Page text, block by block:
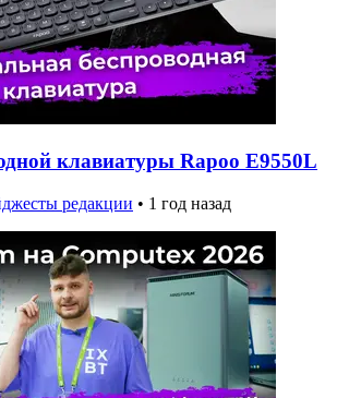
клавиатуры Rapoo E9550L
редакции • 1 год назад